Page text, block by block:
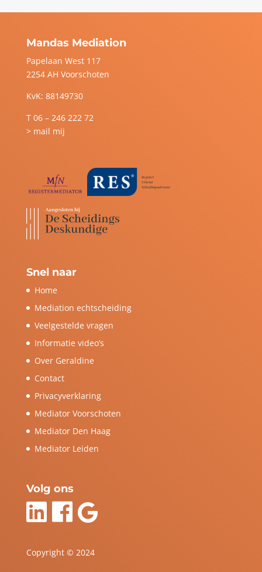
Mandas Mediation
Papelaan West 117
2254 AH Voorschoten
KvK: 88149730
T 06 – 246 222 72
> mail mij
Snel naar
Home
Mediation echtscheiding
Veelgestelde vragen
Informatie video’s
Over Geraldine
Contact
Privacyverklaring
Mediator Voorschoten
Mediator Den Haag
Mediator Leiden
Volg ons
Copyright © 2024